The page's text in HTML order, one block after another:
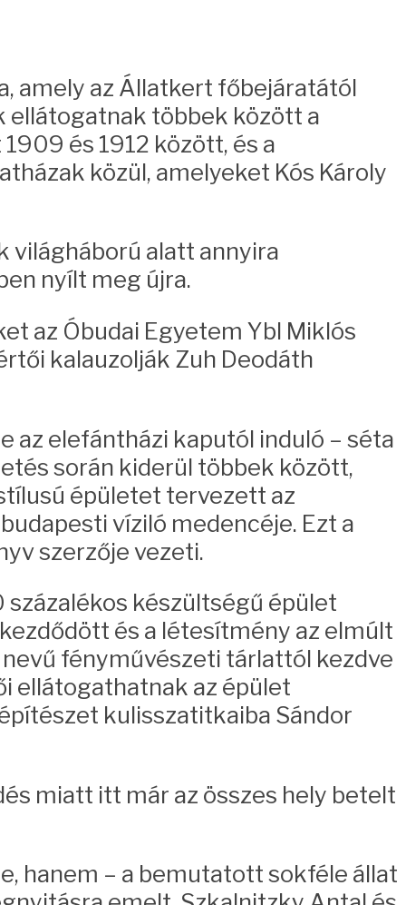
amely az Állatkert főbejáratától
ellátogatnak többek között a
és 1912 között, és a
közül, amelyeket Kós Károly
világháború alatt annyira
nyílt meg újra.
az Óbudai Egyetem Ybl Miklós
kalauzolják Zuh Deodáth
az elefántházi kaputól induló – séta
során kiderül többek között,
épületet tervezett az
víziló medencéje. Ezt a
szerzője vezeti.
készültségű épület
és a létesítmény az elmúlt
fényművészeti tárlattól kezdve
ellátogathatnak az épület
kulisszatitkaiba Sándor
miatt itt már az összes hely betelt
hanem – a bemutatott sokféle állat